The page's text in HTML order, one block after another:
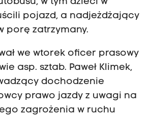
pojazd, a nadjeżdżający
porę zatrzymany.
we wtorek oficer prasowy
asp. sztab. Paweł Klimek,
dochodzenie
prawo jazdy z uwagi na
zagrożenia w ruchu